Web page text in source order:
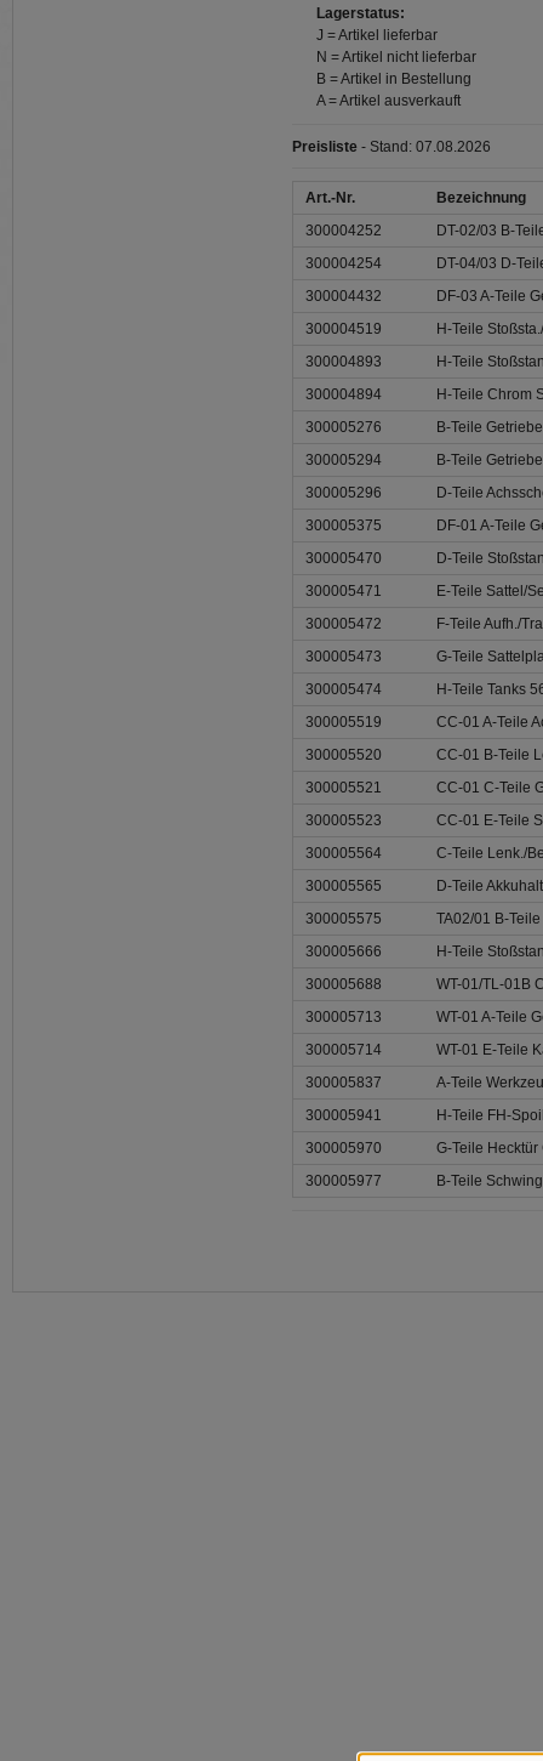
Lagerstatus:
J = Artikel lieferbar
N = Artikel nicht lieferbar
B = Artikel in Bestellung
A = Artikel ausverkauft
Preisliste - Stand: 07.08.2026
Art.-Nr.
Bezeichnung
300004252
DT-02/03 B-
300004254
DT-04/03 D-
300004432
DF-03 A-Teile
300004519
H-Teile
300004893
H-Teile
300004894
H-Teile Chrom
300005276
B-Teile
300005294
B-Teile
300005296
D-Teile
300005375
DF-01 A-Teile
300005470
D-Teile
300005471
E-Teile Sattel/
300005472
F-Teile Aufh./
300005473
G-Teile
300005474
H-Teile Tanks
300005519
CC-01 A-Teile
300005520
CC-01 B-Teile
300005521
CC-01 C-Teile
300005523
CC-01 E-Teile
300005564
C-Teile Lenk./
300005565
D-Teile
300005575
TA02/01 B-
300005666
H-Teile
300005688
WT-01/TL-01B
300005713
WT-01 A-Teile
300005714
WT-01 E-Teile
300005837
A-Teile
300005941
H-Teile FH-
300005970
G-Teile
300005977
B-Teile